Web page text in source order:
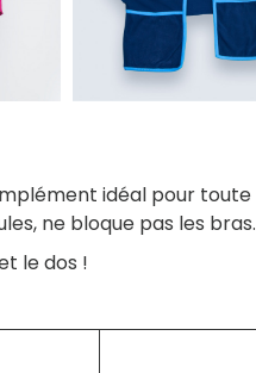
idéal pour toute
ne bloque pas les bras.
le dos !